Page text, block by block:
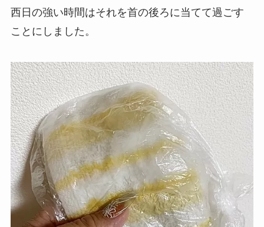
西日の強い時間はそれを首の後ろに当てて過ごす
ことにしました。